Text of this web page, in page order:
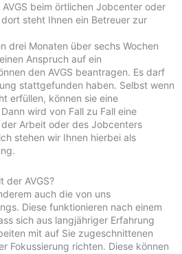
beim örtlichen Jobcenter oder
steht Ihnen ein Betreuer zur
drei Monaten über sechs Wochen
Anspruch auf ein
den AVGS beantragen. Es darf
stattgefunden haben. Selbst wenn
erfüllen, können sie eine
wird von Fall zu Fall eine
Arbeit oder des Jobcenters
stehen wir Ihnen hierbei als
der AVGS?
auch die von uns
Diese funktionieren nach einem
sich aus langjähriger Erfahrung
mit auf Sie zugeschnittenen
Fokussierung richten. Diese können